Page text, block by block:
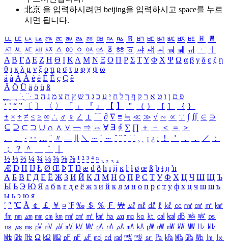
北京 을 입력하시려면 beijing을 입력하시고 space를 누르
시면 됩니다.
ㅥ ㅦ ㅧ ㅨ ㅩ ㅪ ㅫ ㅬ ㅭ ㅮ ㅯ ㅰ ㅱ ㅲ ㅳ ㅴ ㅵ ㅶ ㅷ ㅸ
ㅹ
ㅺ ㅻ ㅼ ㅽ ㅾ ㅿ ㆀ ㆁ ㆂ ㆃ ㆄ ㆅ ㆆ ㆇ ㆈ ㆉ ㆊ ㆋ ㆌ ㆍ
ㆎ
Α Β ΓΔ Ε Ζ Η Θ Ι ΚΛ Μ Ν Ξ Ο Π Ρ Σ ΤΥ Φ Χ Ψ Ω α β γ δ ε ζ η
θ ι κ λ μ ν ξ ο π ρ σ τ υ φ χ ψ ω
á à Á À é è É È ç Ç ê
Ä Ö Ü ä ö ü ß
ִֶֹ ֻּ ׁׂ פ ם ן ו ט א ר ק ף ך ל ח י ע כ ג ד ש ץ ת צ מ נ ה ב
‘ ’ “ ” 〔 〕 〈 〉 「 」 『 』 【 】 ＂ （ ） ［ ］ ｛ ｝
± × ÷ ≠ ≤ ≥ ∞ ∴ ♂ ♀ ∠ ⊥ ⌒ ∂ ∇ ≡ ≒ ≪ ≫ √ ∽ ∝ ∵ ∫ ∬ ∈ ∋
⊆ ⊇ ⊂ ⊃ ∪ ∩ ∧ ∨ ￢ ⇒ ⇔ ∀ ∃ ∮ ∑ ∏ ＋ － ＜ ＝
＞
、
。 · ‥ … ¨ 〃 ― ＼ ∼ ´ ～ ˇ ˘ ˝ ˚ ˙ ¸ ¡ ¿ ː ！ ＇ ， ． ／
：
；
？ ＾ ｀
½ ⅓ ⅔ ¼ ¾ ⅛ ⅜ ⅝ ⅞ ¹ ² ³ ⁴ ⁿ ₁ ₂ ₃ ₄
Æ Ð Ħ Ĳ Ł Ø Œ Þ Ŧ Ŋ æ đ ð ħ ı ĳ ĸ ŀ ł ø œ ß þ ŧ ŋ ŉ
А Б В Г Д Е Ё Ж З И Й К Л М Н О П Р С Т У Ф Х Ц Ч Ш Щ Ъ
Ы Ь Э Ю Я а б в г д е ё ж з и й к л м н о п р с т у ф х ц ч ш щ ъ
ы ь э ю я
′ ″ ℃ Å ￠ ￡ ￥ ¤ ℉ ‰ ＄ ％ Ｆ ￦ ㎕ ㎖ ㎗ ℓ ㎘ ㏄ ㎣ ㎤ ㎥ ㎦
㎙ ㎚ ㎛ ㎜ ㎝ ㎞ ㎟ ㎠ ㎡ ㎢ ㏊ ㎍ ㎎ ㎏ ㏏ ㎈ ㎉ ㏈ ㎧ ㎨ ㎰
㎱ ㎲ ㎳ ㎴ ㎵ ㎶ ㎷ ㎸ ㎹ ㎀ ㎁ ㎂ ㎃ ㎄ ㎺ ㎻ ㎽ ㎾ ㎿ ㎐ ㎑
㎒ ㎓ ㎔ Ω ㏀ ㏁ ㎊ ㎋ ㎌ ㏖ ㏅ ㎭ ㎮ ㎯ ㏛ ㎩ ㎪ ㎫ ㎬ ㏝ ㏐
㏓